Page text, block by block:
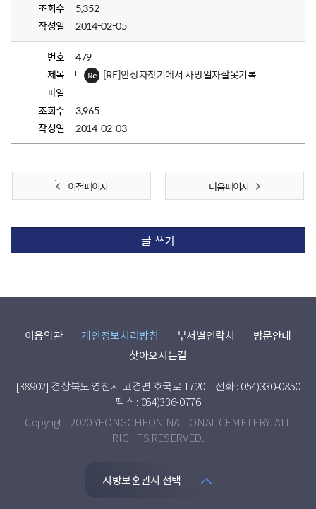
조회수
5,352
작성일
2014-02-05
번호
479
제목
[RE]안장자찾기에서 사망일자잘못기록
파일
조회수
3,965
작성일
2014-02-03
이전 페이지 다음 페이지
글 쓰기
이용약관 개인정보처리방침 부서별연락처
방문안내
찾아오시는길
[38902] 경상북도 영천시 고경면 호국로 1720
전화 : 054)330-0850
팩스 : 054)336-0776
Copyright 2020 YEONGCHEON NATIONAL CEMETERY. ALL
RIGHTS RESERVED.
지방보훈관서 선택